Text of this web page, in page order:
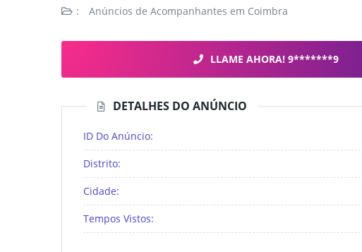
: Anúncios de Acompanhantes em Coimbra
LLAME AHORA! 9*******9
DETALHES DO ANÚNCIO
ID Do Anúncio:
Distrito:
Cidade:
Tempos Vistos: